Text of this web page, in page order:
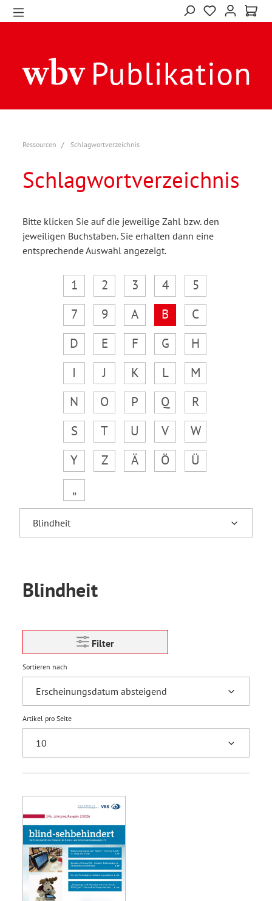
Ressourcen Schlagwortverzeichnis
Schlagwortverzeichnis
Bitte klicken Sie auf die jeweilige Zahl bzw. den
jeweiligen Buchstaben. Sie erhalten dann eine
entsprechende Auswahl angezeigt.
1 2 3 4
5
7
9 A B
C
D
E F G
H
I
J K L
M
N
O P Q
R
S
T U V
W
Y
Z Ä Ö
Ü
„
Blindheit
Filter
Sortieren nach
Artikel pro Seite